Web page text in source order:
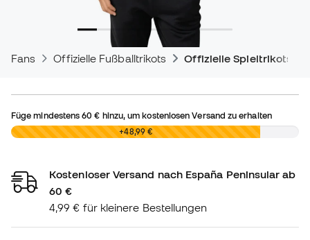
Fans Offizielle Fußballtrikots Offizielle Spieltrikots
Füge mindestens60 € hinzu, um kostenlosen Versand zu erhalten
0,00 € +48,99 €
Kostenloser Versand nach España Peninsular ab
60 €
4,99 € für kleinere Bestellungen